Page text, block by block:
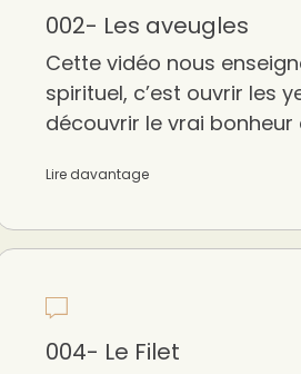
002- Les aveugles
Cette vidéo nous
spirituel, c’est ouvrir les
découvrir le vrai
Lire davantage
004- Le Filet